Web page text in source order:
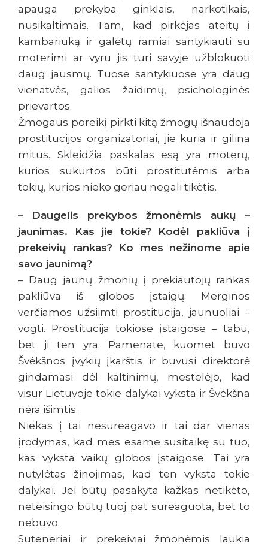
apauga prekyba ginklais, narkotikais,
nusikaltimais. Tam, kad pirkėjas ateitų į
kambariuką ir galėtų ramiai santykiauti su
moterimi ar vyru jis turi savyje užblokuoti
daug jausmų. Tuose santykiuose yra daug
vienatvės, galios žaidimų, psichologinės
prievartos.
Žmogaus poreikį pirkti kitą žmogų išnaudoja
prostitucijos organizatoriai, jie kuria ir gilina
mitus. Skleidžia paskalas esą yra moterų,
kurios sukurtos būti prostitutėmis arba
tokių, kurios nieko geriau negali tikėtis.
– Daugelis prekybos žmonėmis aukų –
jaunimas. Kas jie tokie? Kodėl pakliūva į
prekeivių rankas? Ko mes nežinome apie
savo jaunimą?
– Daug jaunų žmonių į prekiautojų rankas
pakliūva iš globos įstaigų. Merginos
verčiamos užsiimti prostitucija, jaunuoliai –
vogti. Prostitucija tokiose įstaigose – tabu,
bet ji ten yra. Pamenate, kuomet buvo
Švėkšnos įvykių įkarštis ir buvusi direktorė
gindamasi dėl kaltinimų, mestelėjo, kad
visur Lietuvoje tokie dalykai vyksta ir Švėkšna
nėra išimtis.
Niekas į tai nesureagavo ir tai dar vienas
įrodymas, kad mes esame susitaikę su tuo,
kas vyksta vaikų globos įstaigose. Tai yra
nutylėtas žinojimas, kad ten vyksta tokie
dalykai. Jei būtų pasakyta kažkas netikėto,
neteisingo būtų tuoj pat sureaguota, bet to
nebuvo.
Suteneriai ir prekeiviai žmonėmis laukia